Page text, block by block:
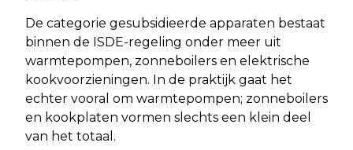
De categorie gesubsidieerde apparaten bestaat
binnen de ISDE-regeling onder meer uit
warmtepompen, zonneboilers en elektrische
kookvoorzieningen. In de praktijk gaat het
echter vooral om warmtepompen; zonneboilers
en kookplaten vormen slechts een klein deel
van het totaal.